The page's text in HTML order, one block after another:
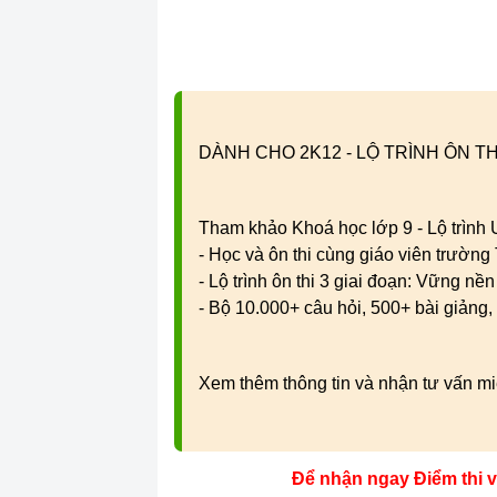
DÀNH CHO 2K12 - LỘ TRÌNH ÔN
Tham khảo Khoá học lớp 9 - Lộ trình
- Học và ôn thi cùng giáo viên trường
- Lộ trình ôn thi 3 giai đoạn: Vững
- Bộ 10.000+ câu hỏi, 500+ bài
Xem thêm thông tin và nhận tư vấn
Để nhận ngay Điểm thi